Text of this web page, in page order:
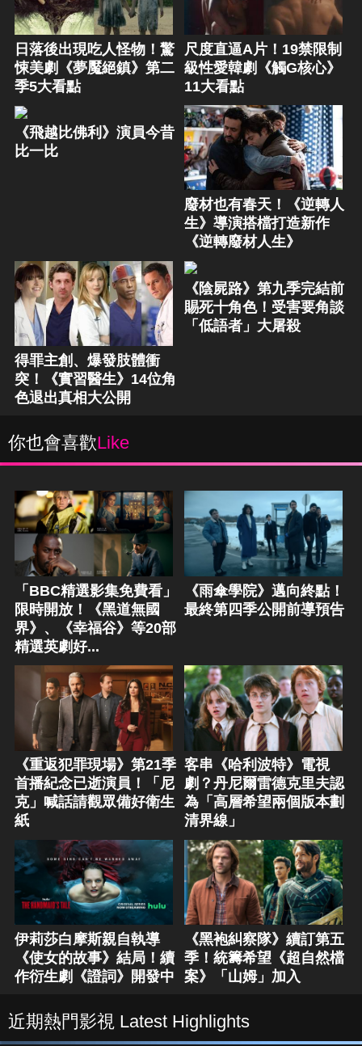
日落後出現吃人怪物！驚
悚美劇《夢魘絕鎮》第二
季5大看點
尺度直逼A片！19禁限制
級性愛韓劇《觸G核心》
11大看點
《飛越比佛利》演員今昔
比一比
廢材也有春天！《逆轉人
生》導演搭檔打造新作
《逆轉廢材人生》
得罪主創、爆發肢體衝
突！《實習醫生》14位角
色退出真相大公開
《陰屍路》第九季完結前
賜死十角色！受害要角談
「低語者」大屠殺
你也會喜歡Like
「BBC精選影集免費看」
限時開放！《黑道無國
界》、《幸福谷》等20部
精選英劇好...
《雨傘學院》邁向終點！
最終第四季公開前導預告
《重返犯罪現場》第21季
首播紀念已逝演員！「尼
克」喊話請觀眾備好衛生
紙
客串《哈利波特》電視
劇？丹尼爾雷德克里夫認
為「高層希望兩個版本劃
清界線」
伊莉莎白摩斯親自執導
《使女的故事》結局！續
作衍生劇《證詞》開發中
《黑袍糾察隊》續訂第五
季！統籌希望《超自然檔
案》「山姆」加入
近期熱門影視 Latest Highlights